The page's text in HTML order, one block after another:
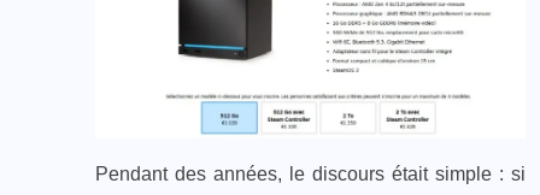
Pendant des années, le discours était simple : si